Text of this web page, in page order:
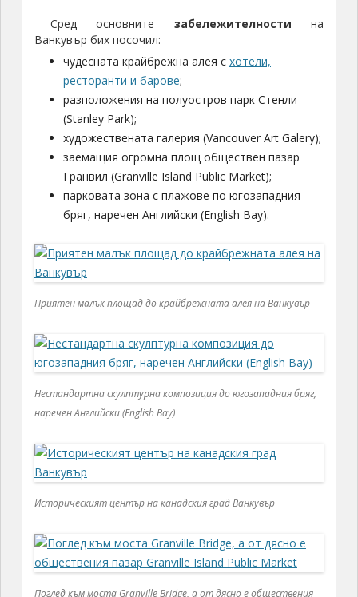
Сред основните забележителности на
Ванкувър бих посочил:
чудесната крайбрежна алея с хотели,
ресторанти и барове;
разположения на полуостров парк Стенли
(Stanley Park);
художествената галерия (Vancouver Art Galery);
заемащия огромна площ обществен пазар
Гранвил (Granville Island Public Market);
парковата зона с плажове по югозападния
бряг, наречен Английски (English Bay).
Приятен малък площад до крайбрежната алея на Ванкувър
Нестандартна скулптурна композиция до югозападния бряг,
наречен Английски (English Bay)
Историческият център на канадския град Ванкувър
Поглед към моста Granville Bridge, а от дясно e обществения